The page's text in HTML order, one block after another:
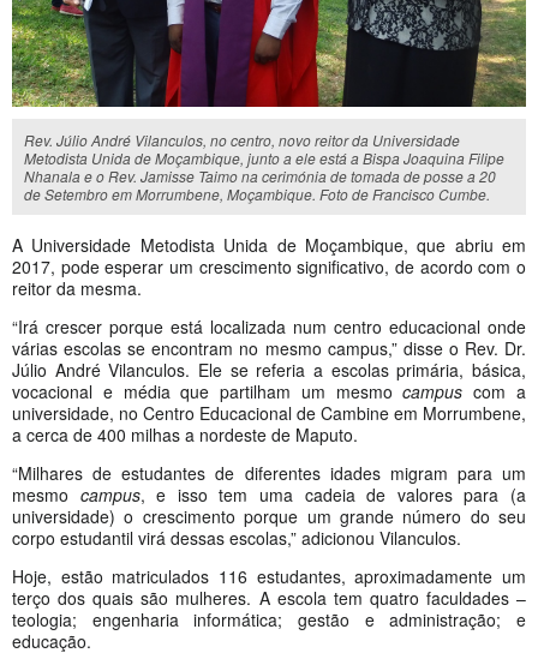
Rev. Júlio André Vilanculos, no centro, novo reitor da Universidade
Metodista Unida de Moçambique, junto a ele está a Bispa Joaquina Filipe
Nhanala e o Rev. Jamisse Taimo na cerimónia de tomada de posse a 20
de Setembro em Morrumbene, Moçambique. Foto de Francisco Cumbe.
A Universidade Metodista Unida de Moçambique, que abriu em
2017, pode esperar um crescimento significativo, de acordo com o
reitor da mesma.
“Irá crescer porque está localizada num centro educacional onde
várias escolas se encontram no mesmo campus,” disse o Rev. Dr.
Júlio André Vilanculos. Ele se referia a escolas primária, básica,
vocacional e média que partilham um mesmocampus com a
universidade, no Centro Educacional de Cambine em Morrumbene,
a cerca de 400 milhas a nordeste de Maputo.
“Milhares de estudantes de diferentes idades migram para um
mesmo campus, e isso tem uma cadeia de valores para (a
universidade) o crescimento porque um grande número do seu
corpo estudantil virá dessas escolas,” adicionou Vilanculos.
Hoje, estão matriculados 116 estudantes, aproximadamente um
terço dos quais são mulheres. A escola tem quatro faculdades –
teologia; engenharia informática; gestão e administração; e
educação.